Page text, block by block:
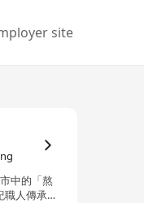
site
人傳承，